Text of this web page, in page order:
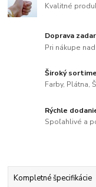
Kvalitné
Doprava
Pri nákupe
Široký
Farby, Plátna,
Rýchle
Spoľahlivé a
Kompletné špecifikácie